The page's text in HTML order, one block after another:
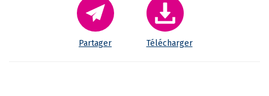
Partager Télécharger